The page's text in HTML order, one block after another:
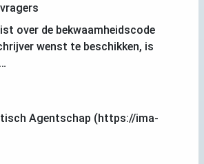
over de bekwaamheidscode
wenst te beschikken, is
Agentschap (https://ima-